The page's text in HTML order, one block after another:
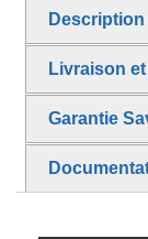
Livraison
Garantie